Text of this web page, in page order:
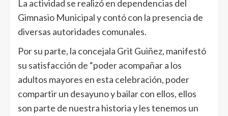
La actividad se realizó en dependencias del
Gimnasio Municipal y contó con la presencia de
diversas autoridades comunales.
Por su parte, la concejala Grit Guiñez, manifestó
su satisfacción de “poder acompañar a los
adultos mayores en esta celebración, poder
compartir un desayuno y bailar con ellos, ellos
son parte de nuestra historia y les tenemos un